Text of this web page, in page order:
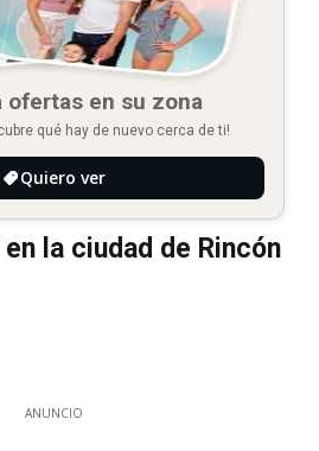
ofertas en su zona
qué hay de nuevo cerca de ti!
Quiero ver
la ciudad de Rincón
ANUNCIO